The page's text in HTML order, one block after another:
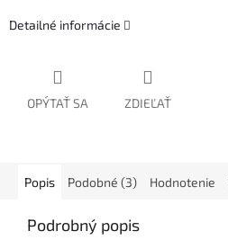
Detailné informácie
OPÝTAŤ SA ZDIEĽAŤ
Popis Podobné (3) Hodnotenie
Podrobný popis